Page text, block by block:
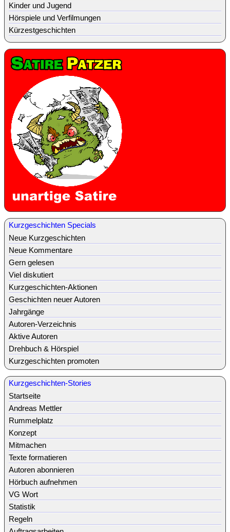
Kinder und Jugend
Hörspiele und Verfilmungen
Kürzestgeschichten
Kurzgeschichten Specials
Neue Kurzgeschichten
Neue Kommentare
Gern gelesen
Viel diskutiert
Kurzgeschichten-Aktionen
Geschichten neuer Autoren
Jahrgänge
Autoren-Verzeichnis
Aktive Autoren
Drehbuch & Hörspiel
Kurzgeschichten promoten
Kurzgeschichten-Stories
Startseite
Andreas Mettler
Rummelplatz
Konzept
Mitmachen
Texte formatieren
Autoren abonnieren
Hörbuch aufnehmen
VG Wort
Statistik
Regeln